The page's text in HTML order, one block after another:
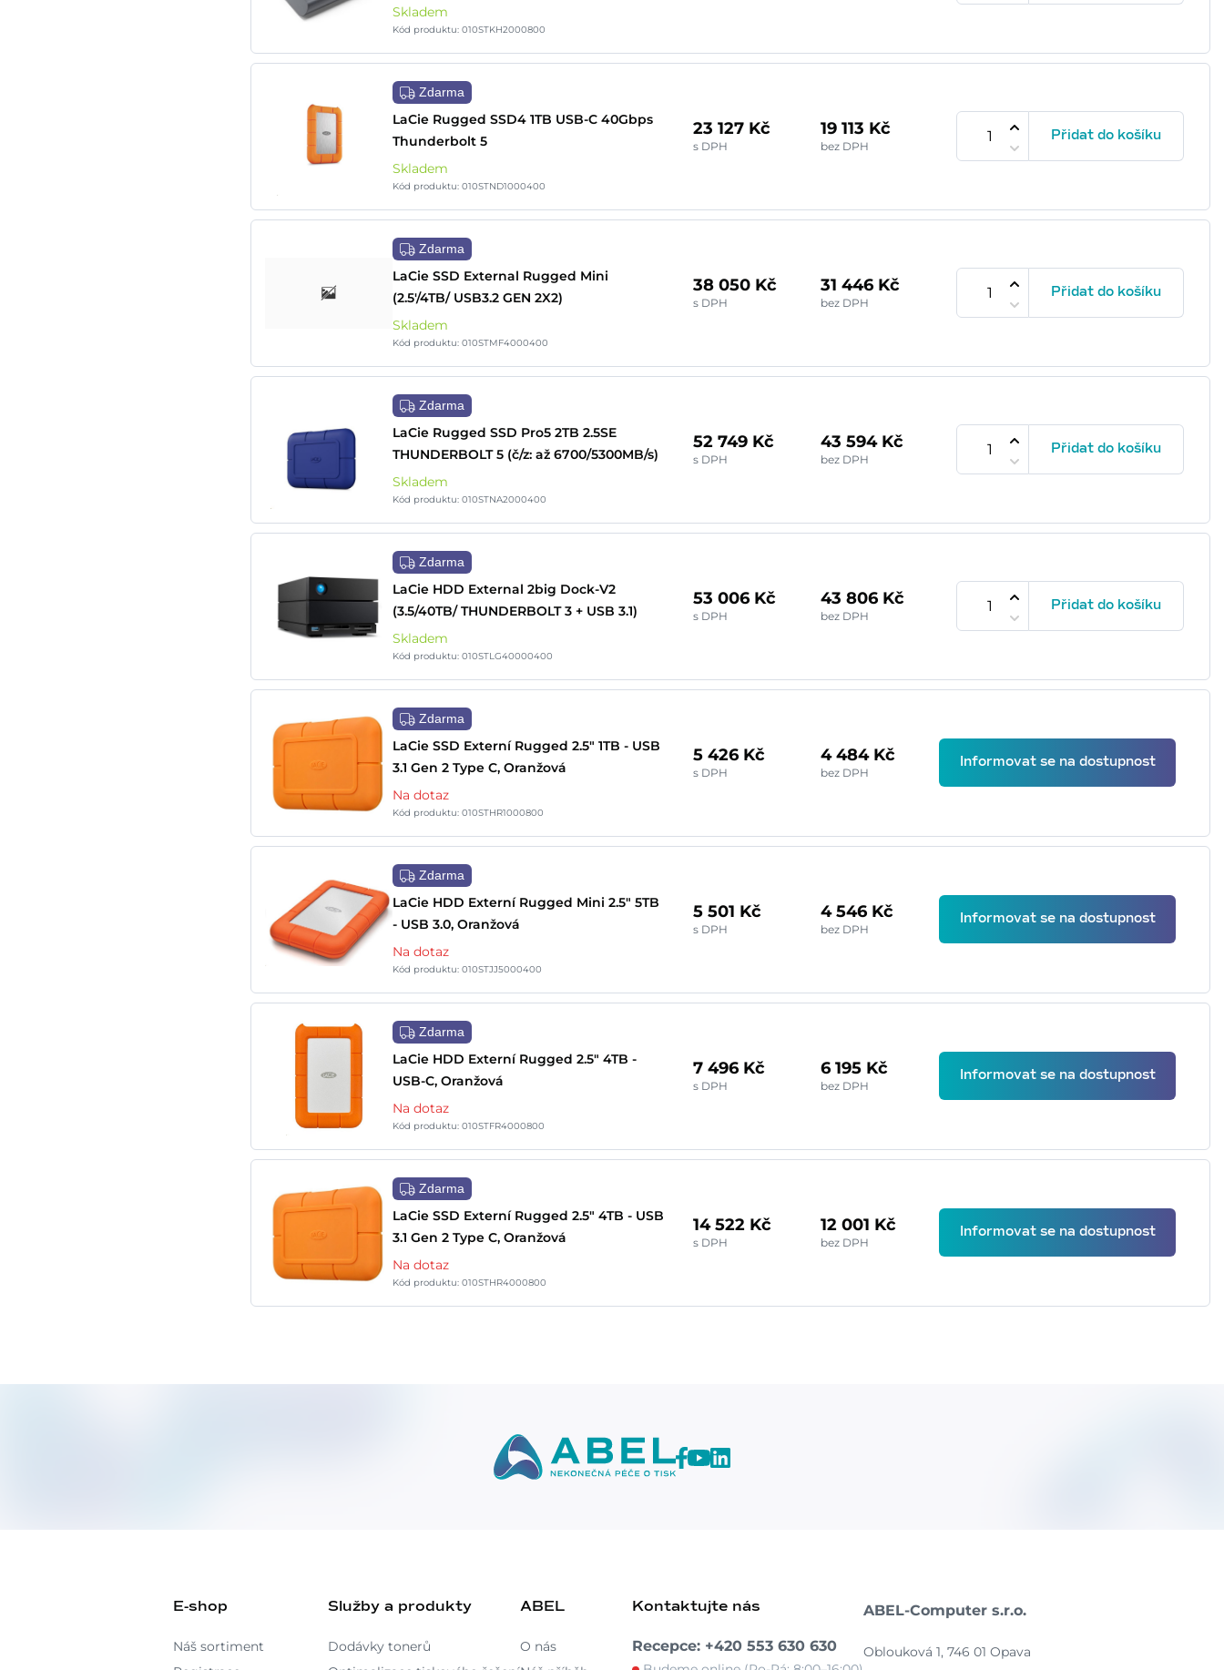
Skladem
Kód produktu: 010STKH2000800
Zdarma
LaCie Rugged SSD4 1TB USB-C 40Gbps
Thunderbolt 5
Skladem
Kód produktu: 010STND1000400
23 127 Kč
s DPH
19 113 Kč
bez DPH
Přidat do košíku
Zdarma
LaCie SSD External Rugged Mini
(2.5'/4TB/ USB3.2 GEN 2X2)
Skladem
Kód produktu: 010STMF4000400
38 050 Kč
s DPH
31 446 Kč
bez DPH
Přidat do košíku
Zdarma
LaCie Rugged SSD Pro5 2TB 2.5SE
THUNDERBOLT 5 (č/z: až 6700/5300MB/s)
Skladem
Kód produktu: 010STNA2000400
52 749 Kč
s DPH
43 594 Kč
bez DPH
Přidat do košíku
Zdarma
LaCie HDD External 2big Dock-V2
(3.5/40TB/ THUNDERBOLT 3 + USB 3.1)
Skladem
Kód produktu: 010STLG40000400
53 006 Kč
s DPH
43 806 Kč
bez DPH
Přidat do košíku
Zdarma
LaCie SSD Externí Rugged 2.5" 1TB - USB
3.1 Gen 2 Type C, Oranžová
Na dotaz
Kód produktu: 010STHR1000800
5 426 Kč
s DPH
4 484 Kč
bez DPH
Informovat se na dostupnost
Zdarma
LaCie HDD Externí Rugged Mini 2.5" 5TB
- USB 3.0, Oranžová
Na dotaz
Kód produktu: 010STJJ5000400
5 501 Kč
s DPH
4 546 Kč
bez DPH
Informovat se na dostupnost
Zdarma
LaCie HDD Externí Rugged 2.5" 4TB -
USB-C, Oranžová
Na dotaz
Kód produktu: 010STFR4000800
7 496 Kč
s DPH
6 195 Kč
bez DPH
Informovat se na dostupnost
Zdarma
LaCie SSD Externí Rugged 2.5" 4TB - USB
3.1 Gen 2 Type C, Oranžová
Na dotaz
Kód produktu: 010STHR4000800
14 522 Kč
s DPH
12 001 Kč
bez DPH
Informovat se na dostupnost
E-shop
Náš sortiment
Služby a produkty
Dodávky tonerů
ABEL
O nás
Kontaktujte nás
Recepce: +420 553 630 630
ABEL-Computer s.r.o.
Oblouková 1, 746 01 Opava